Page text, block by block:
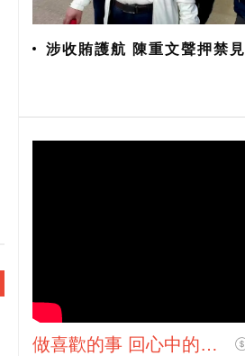
涉收賄護航 陳重文聲押禁見
做喜歡的事 回心中的甘